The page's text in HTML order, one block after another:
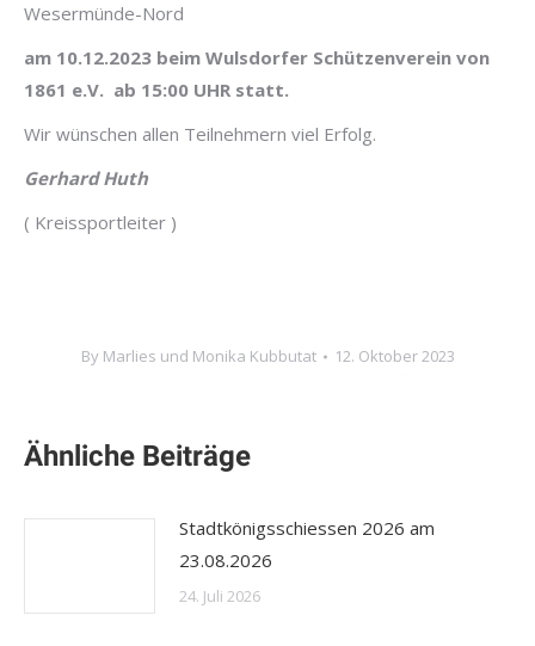
Wesermünde-Nord
am 10.12.2023 beim Wulsdorfer Schützenverein von
1861 e.V. ab 15:00 UHR statt.
Wir wünschen allen Teilnehmern viel Erfolg.
Gerhard Huth
( Kreissportleiter )
By Marlies und Monika Kubbutat 12. Oktober 2023
Ähnliche Beiträge
Stadtkönigsschiessen 2026 am
23.08.2026
24. Juli 2026